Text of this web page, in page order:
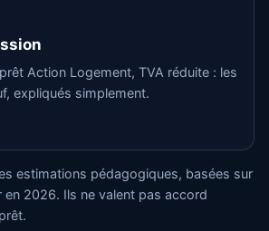
Action Logement, TVA réduite : les
expliqués simplement.
estimations pédagogiques, basées sur
en 2026. Ils ne valent pas accord